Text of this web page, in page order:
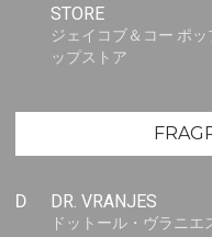
STORE
ジェイコブ＆コー ポッ
ップストア
D DR. VRANJES
ドットール・ヴラニエ